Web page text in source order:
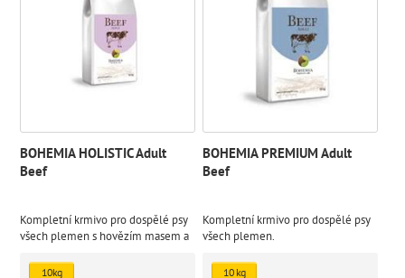
BOHEMIA HOLISTIC Adult
Beef
Kompletní krmivo pro dospělé psy
všech plemen s hovězím masem a
10kg
BOHEMIA PREMIUM Adult
Beef
Kompletní krmivo pro dospělé psy
všech plemen.
10 kg